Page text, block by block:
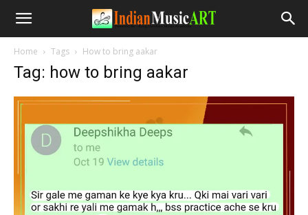
Home Tags How to bring aakar
Tag: how to bring aakar